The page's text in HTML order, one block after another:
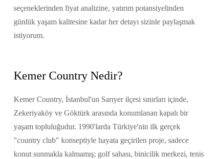
seçeneklerinden fiyat analizine, yatırım potansiyelinden
günlük yaşam kalitesine kadar her detayı sizinle paylaşmak
istiyorum.
Kemer Country Nedir?
Kemer Country, İstanbul'un Sarıyer ilçesi sınırları içinde,
Zekeriyaköy ve Göktürk arasında konumlanan kapalı bir
yaşam topluluğudur. 1990'larda Türkiye'nin ilk gerçek
"country club" konseptiyle hayata geçirilen proje, sadece
konut sunmakla kalmamış; golf sahası, binicilik merkezi, tenis